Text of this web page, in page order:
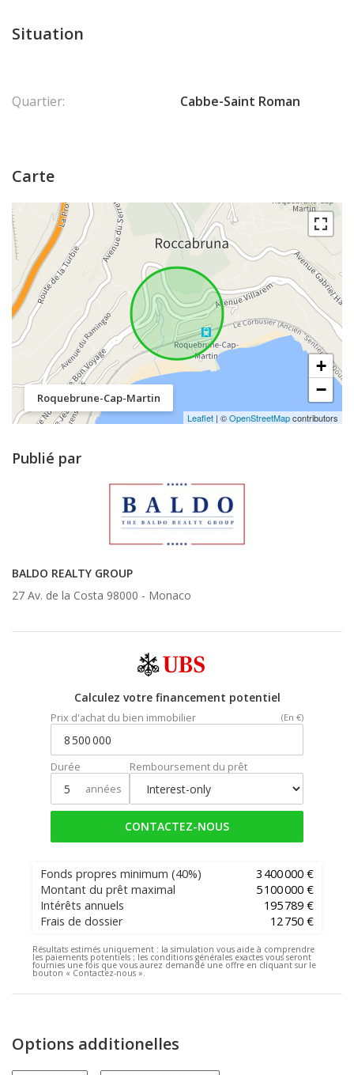
Situation
Quartier: Cabbe-Saint Roman
Carte
Roquebrune-Cap-Martin
+
−
Leaflet | ©OpenStreetMapcontributors
Publié par
BALDO REALTY GROUP
27 Av. de la Costa 98000 - Monaco
Calculez votre financement potentiel
Prix d'achat du bien immobilier (En €)
Durée
années
Remboursement du prêt
CONTACTEZ-NOUS
Fonds propres minimum (40%)
3 400 000 €
Montant du prêt maximal
5 100 000 €
Intérêts annuels
195 789 €
Frais de dossier
12 750 €
Résultats estimés uniquement : la simulation vous aide à comprendre
les paiements potentiels ; les conditions générales exactes vous seront
fournies une fois que vous aurez demandé une offre en cliquant sur le
bouton « Contactez-nous ».
Options additionelles